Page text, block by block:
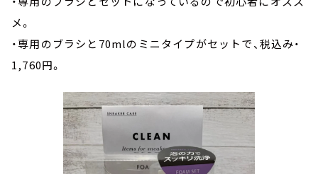
メ。
・専用のブラシと70mlのミニタイプがセットで、税込み・
1,760円。